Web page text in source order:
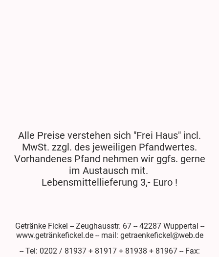
Alle Preise verstehen sich "Frei Haus" incl.
MwSt. zzgl. des jeweiligen Pfandwertes.
Vorhandenes Pfand nehmen wir ggfs. gerne
im Austausch mit.
Lebensmittellieferung 3,- Euro !
Getränke Fickel -- Zeughausstr. 67 -- 42287 Wuppertal --
www.getränkefickel.de -- mail: getraenkefickel@web.de
-- Tel: 0202 / 81937 + 81917 + 81938 + 81967 -- Fax: